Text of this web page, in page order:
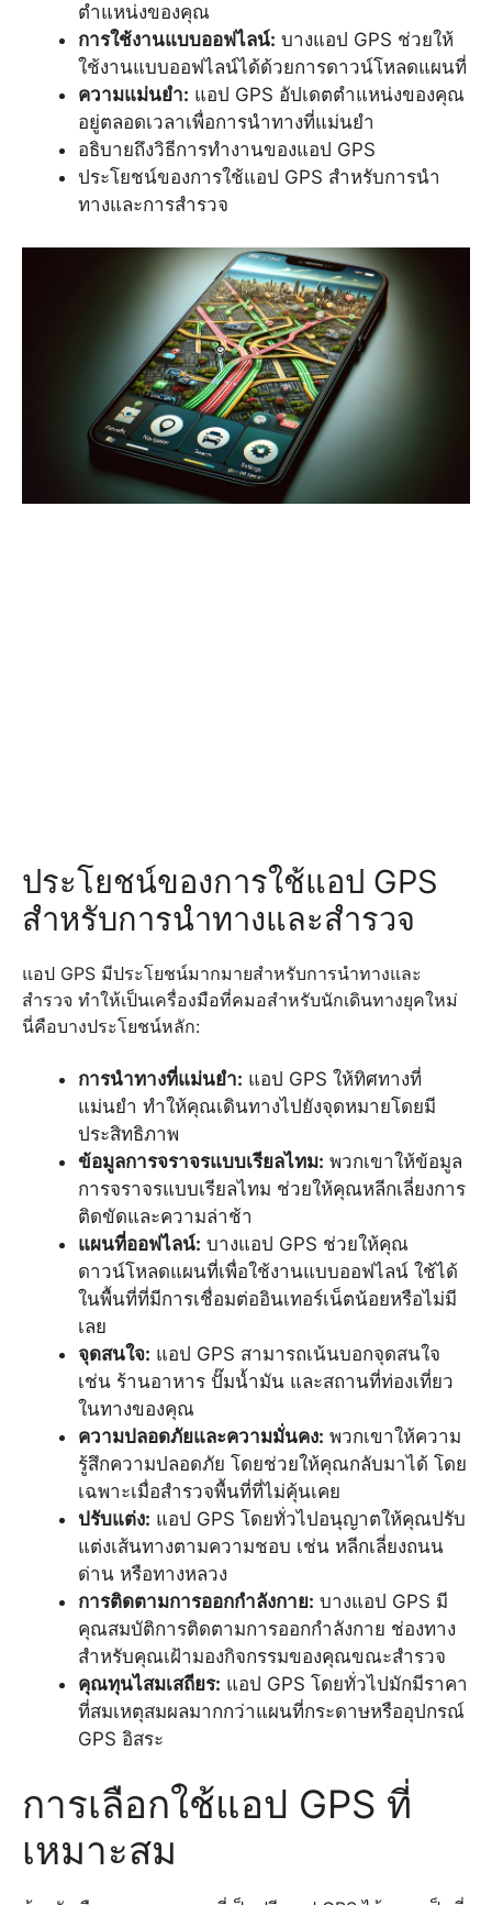
ตำแหน่งของคุณ
การใช้งานแบบออฟไลน์: บางแอป GPS ช่วยให้
ใช้งานแบบออฟไลน์ได้ด้วยการดาวน์โหลดแผนที่
ความแม่นยำ: แอป GPS อัปเดตตำแหน่งของคุณ
อยู่ตลอดเวลาเพื่อการนำทางที่แม่นยำ
อธิบายถึงวิธีการทำงานของแอป GPS
ประโยชน์ของการใช้แอป GPS สำหรับการนำ
ทางและการสำรวจ
ประโยชน์ของการใช้แอป GPS
สำหรับการนำทางและสำรวจ
แอป GPS มีประโยชน์มากมายสำหรับการนำทางและ
สำรวจ ทำให้เป็นเครื่องมือที่คมอสำหรับนักเดินทางยุคใหม่
นี่คือบางประโยชน์หลัก:
การนำทางที่แม่นยำ: แอป GPS ให้ทิศทางที่
แม่นยำ ทำให้คุณเดินทางไปยังจุดหมายโดยมี
ประสิทธิภาพ
ข้อมูลการจราจรแบบเรียลไทม: พวกเขาให้ข้อมูล
การจราจรแบบเรียลไทม ช่วยให้คุณหลีกเลี่ยงการ
ติดขัดและความล่าช้า
แผนที่ออฟไลน์: บางแอป GPS ช่วยให้คุณ
ดาวน์โหลดแผนที่เพื่อใช้งานแบบออฟไลน์ ใช้ได้
ในพื้นที่ที่มีการเชื่อมต่ออินเทอร์เน็ตน้อยหรือไม่มี
เลย
จุดสนใจ: แอป GPS สามารถเน้นบอกจุดสนใจ
เช่น ร้านอาหาร ปั๊มน้ำมัน และสถานที่ท่องเที่ยว
ในทางของคุณ
ความปลอดภัยและความมั่นคง: พวกเขาให้ความ
รู้สึกความปลอดภัย โดยช่วยให้คุณกลับมาได้ โดย
เฉพาะเมื่อสำรวจพื้นที่ที่ไม่คุ้นเคย
ปรับแต่ง: แอป GPS โดยทั่วไปอนุญาตให้คุณปรับ
แต่งเส้นทางตามความชอบ เช่น หลีกเลี่ยงถนน
ด่าน หรือทางหลวง
การติดตามการออกกำลังกาย: บางแอป GPS มี
คุณสมบัติการติดตามการออกกำลังกาย ช่องทาง
สำหรับคุณเฝ้ามองกิจกรรมของคุณขณะสำรวจ
คุณทุนไสมเสถียร: แอป GPS โดยทั่วไปมักมีราคา
ที่สมเหตุสมผลมากกว่าแผนที่กระดาษหรืออุปกรณ์
GPS อิสระ
การเลือกใช้แอป GPS ที่
เหมาะสม